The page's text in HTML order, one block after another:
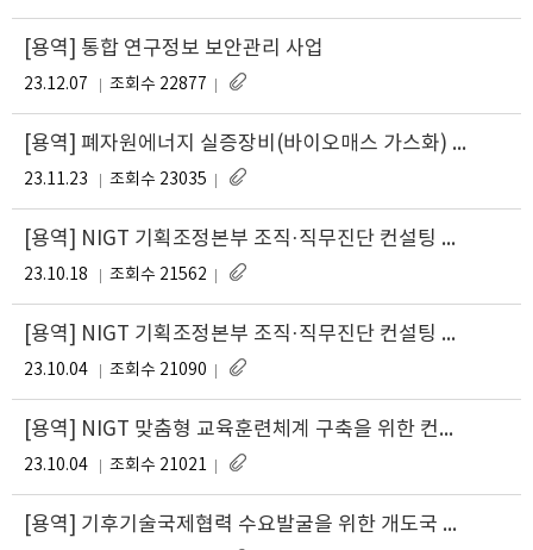
[용역] 통합 연구정보 보안관리 사업
23.12.07 조회수 22877
[용역] 폐자원에너지 실증장비(바이오매스 가스화) 사업화를 위한 현지 성능평가 및 역량강화
23.11.23 조회수 23035
[용역] NIGT 기획조정본부 조직·직무진단 컨설팅 연구
23.10.18 조회수 21562
[용역] NIGT 기획조정본부 조직·직무진단 컨설팅 연구
23.10.04 조회수 21090
[용역] NIGT 맞춤형 교육훈련체계 구축을 위한 컨설팅 연구
23.10.04 조회수 21021
[용역] 기후기술국제협력 수요발굴을 위한 개도국 현황 조사분석